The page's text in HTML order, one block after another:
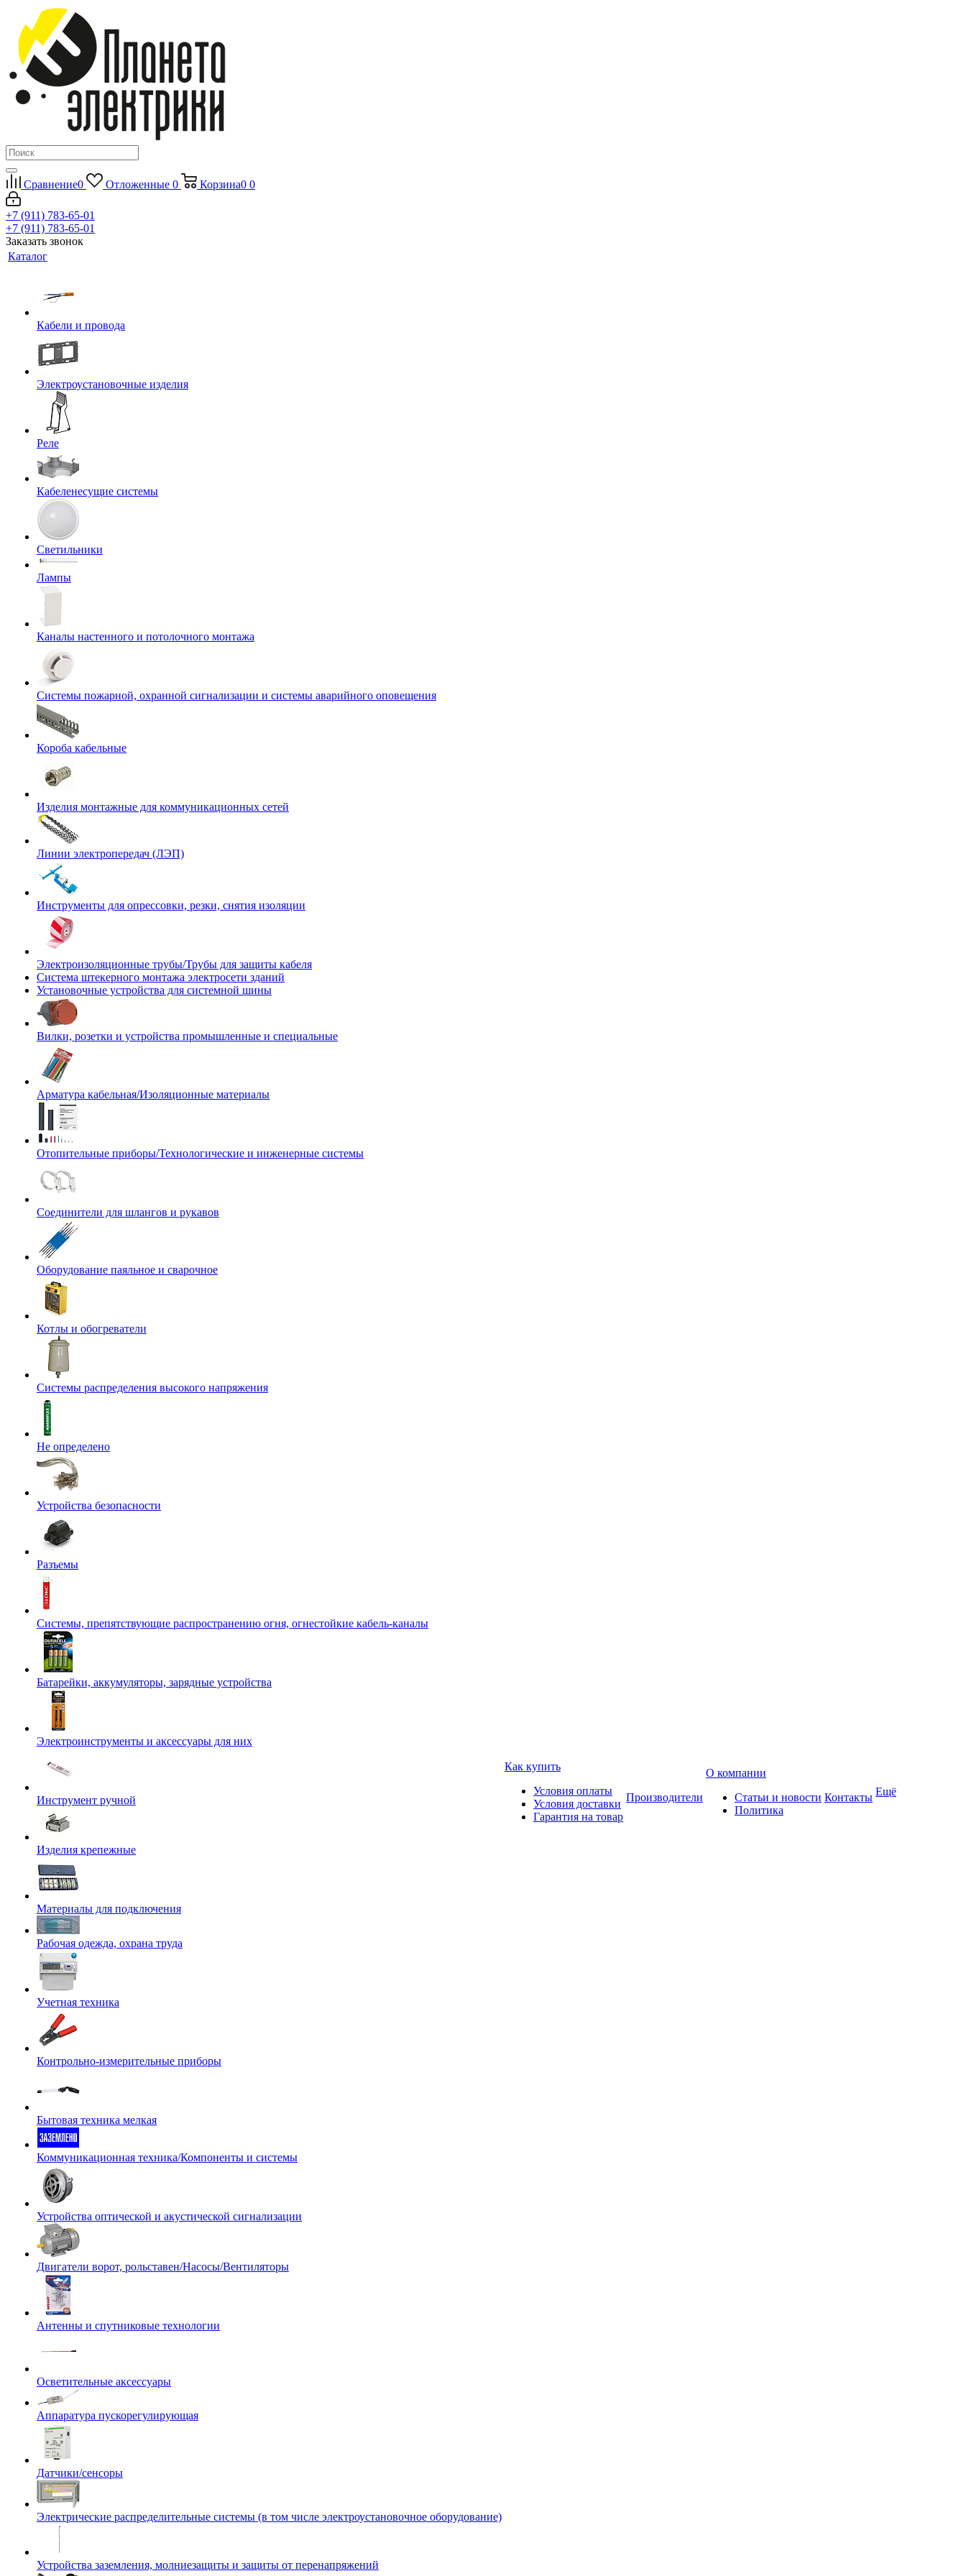
Сравнение0 Отложенные 0 Корзина0 0
+7 (911) 783-65-01
+7 (911) 783-65-01
Заказать звонок
Каталог
Кабели и провода
Электроустановочные изделия
Реле
Кабеленесущие системы
Светильники
Лампы
Каналы настенного и потолочного монтажа
Системы пожарной, охранной сигнализации и системы аварийного оповещения
Короба кабельные
Изделия монтажные для коммуникационных сетей
Линии электропередач (ЛЭП)
Инструменты для опрессовки, резки, снятия изоляции
Электроизоляционные трубы/Трубы для защиты кабеля
Система штекерного монтажа электросети зданий
Установочные устройства для системной шины
Вилки, розетки и устройства промышленные и специальные
Арматура кабельная/Изоляционные материалы
Отопительные приборы/Технологические и инженерные системы
Соединители для шлангов и рукавов
Оборудование паяльное и сварочное
Котлы и обогреватели
Системы распределения высокого напряжения
Не определено
Устройства безопасности
Разъемы
Системы, препятствующие распространению огня, огнестойкие кабель-каналы
Батарейки, аккумуляторы, зарядные устройства
Электроинструменты и аксессуары для них
Инструмент ручной
Изделия крепежные
Материалы для подключения
Рабочая одежда, охрана труда
Учетная техника
Контрольно-измерительные приборы
Бытовая техника мелкая
Коммуникационная техника/Компоненты и системы
Устройства оптической и акустической сигнализации
Двигатели ворот, рольставен/Насосы/Вентиляторы
Антенны и спутниковые технологии
Осветительные аксессуары
Аппаратура пускорегулирующая
Датчики/сенсоры
Электрические распределительные системы (в том числе электроустановочное оборудование)
Устройства заземления, молниезащиты и защиты от перенапряжений
Как купить
Условия оплаты
Условия доставки
Гарантия на товар
Производители
О компании
Статьи и новости
Политика
Контакты Ещё